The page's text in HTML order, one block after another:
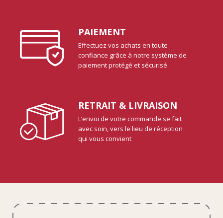
PAIEMENT
Effectuez vos achats en toute
confiance grâce à notre système de
paiement protégé et sécurisé
RETRAIT & LIVRAISON
L’envoi de votre commande se fait
avec soin, vers le lieu de réception
qui vous convient